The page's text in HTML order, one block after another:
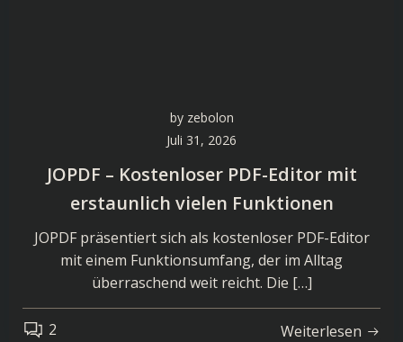
by zebolon
Juli 31, 2026
JOPDF – Kostenloser PDF-Editor mit
erstaunlich vielen Funktionen
JOPDF präsentiert sich als kostenloser PDF-Editor
mit einem Funktionsumfang, der im Alltag
überraschend weit reicht. Die […]
2 Weiterlesen